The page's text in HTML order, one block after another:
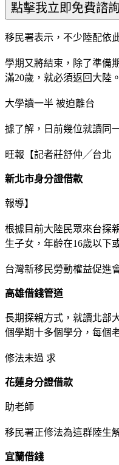
移民署表示，不少陸配依
學期又將結束，除了準備
滿20歲，就必須返回大陸
大學讀一半 被迫離台
據了解，日前幾位就讀同
旺報【記者莊舒仲╱台北
新北市身分證借款
報導】
根據目前大陸民眾來台探
生子女，年齡在16歲以下
台灣新移民勞動權益促進
高雄借錢管道
長期探親方式，就讀北部
個學期十多個學分，每個
修法未過 求
花蓮身分證借款
助老師
移民署正修法為這群陸生
宜蘭借錢